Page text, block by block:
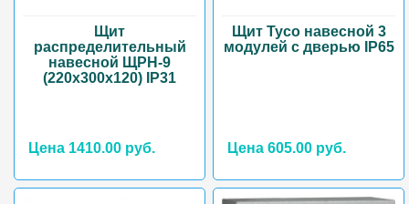
Щит
распределительный
навесной ЩРН-9
(220х300х120) IP31
Цена 1410.00 руб.
Щит Тусо навесной 3
модулей с дверью IP65
Цена 605.00 руб.